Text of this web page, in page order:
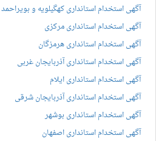
آگهی استخدام استانداری کهگیلویه و بویراحمد
آگهی استخدام استانداری مرکزی
آگهی استخدام استانداری هرمزگان
آگهی استخدام استانداری آذربایجان غربی
آگهی استخدام استانداری ایلام
آگهی استخدام استانداری آذربایجان شرقی
آگهی استخدام استانداری بوشهر
آگهی استخدام استانداری اصفهان